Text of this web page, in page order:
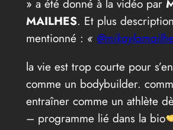
» a été donné à la vidéo par
MAILHES. Et plus
mentionné : «
la vie est trop courte pour
comme un bodybuilder.
entraîner comme un athlète
– programme lié dans la bio